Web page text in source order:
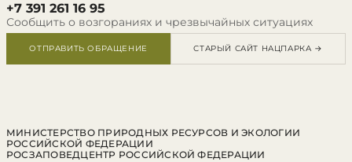
+7 391 261 16 95
Сообщить о возгораниях и чрезвычайных ситуациях
ОТПРАВИТЬ ОБРАЩЕНИЕ СТАРЫЙ САЙТ НАЦПАРКА →
МИНИСТЕРСТВО ПРИРОДНЫХ РЕСУРСОВ И ЭКОЛОГИИ
РОССИЙСКОЙ ФЕДЕРАЦИИ
РОСЗАПОВЕДЦЕНТР РОССИЙСКОЙ ФЕДЕРАЦИИ